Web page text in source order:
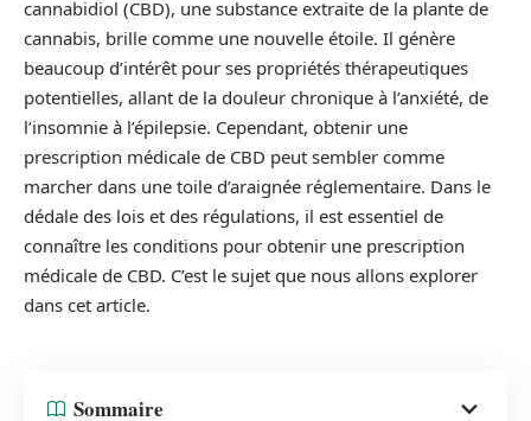
cannabidiol (CBD), une substance extraite de la plante de
cannabis, brille comme une nouvelle étoile. Il génère
beaucoup d’intérêt pour ses propriétés thérapeutiques
potentielles, allant de la douleur chronique à l’anxiété, de
l’insomnie à l’épilepsie. Cependant, obtenir une
prescription médicale de CBD peut sembler comme
marcher dans une toile d’araignée réglementaire. Dans le
dédale des lois et des régulations, il est essentiel de
connaître les conditions pour obtenir une prescription
médicale de CBD. C’est le sujet que nous allons explorer
dans cet article.
Sommaire